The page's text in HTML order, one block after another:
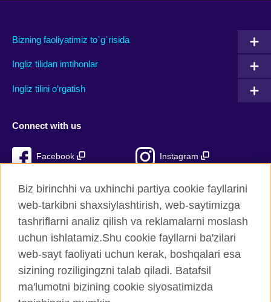
Bizning faoliyatimiz to`g`risida
Ingliz tilidan imtihonlar
Ingliz tilini o’rgatish
Connect with us
Facebook Instagram
British Council Global
Xavfsizlik va foydalanish shartlari
Cookie fayllari
Biz birinchhi va uxhinchi partiya cookie fayllarini
web-tarkibni shaxsiylashtirish, web-saytimizga
tashriflarni analiz qilish va reklamalarni moslash
uchun ishlatamiz.Shu cookie fayllarni ba'zilari
web-sayt faoliyati uchun kerak, boshqalari esa
sizining roziligingzni talab qiladi. Batafsil
ma'lumotni bizining cookie siyosatimizda